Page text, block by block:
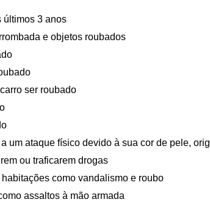
últimos 3 anos
e objetos roubados
ser roubado
um ataque físico devido à sua cor de pele,
ou traficarem drogas
como vandalismo e roubo
assaltos à mão armada